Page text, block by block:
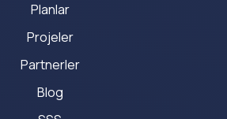
Planlar
Projeler
Partnerler
Blog